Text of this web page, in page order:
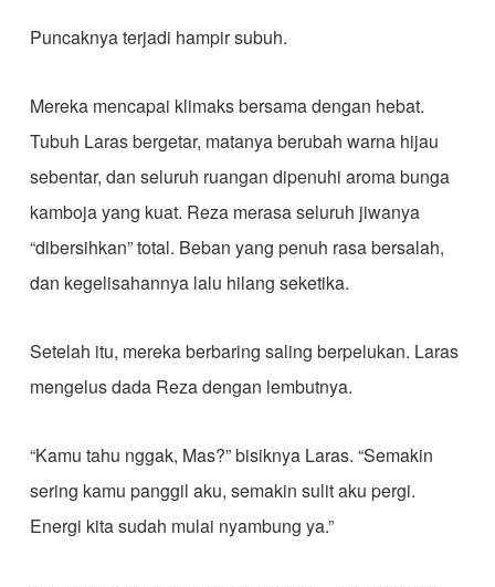
Puncaknya terjadi hampir subuh.
Mereka mencapai klimaks bersama dengan hebat.
Tubuh Laras bergetar, matanya berubah warna hijau
sebentar, dan seluruh ruangan dipenuhi aroma bunga
kamboja yang kuat. Reza merasa seluruh jiwanya
“dibersihkan” total. Beban yang penuh rasa bersalah,
dan kegelisahannya lalu hilang seketika.
Setelah itu, mereka berbaring saling berpelukan. Laras
mengelus dada Reza dengan lembutnya.
“Kamu tahu nggak, Mas?” bisiknya Laras. “Semakin
sering kamu panggil aku, semakin sulit aku pergi.
Energi kita sudah mulai nyambung ya.”